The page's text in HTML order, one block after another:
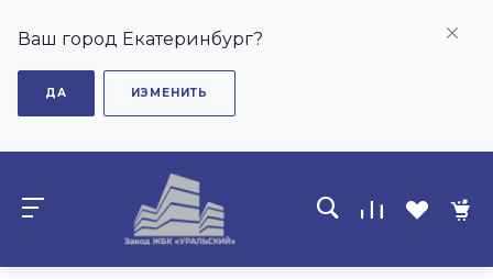
Ваш город Екатеринбург?
ДА ИЗМЕНИТЬ